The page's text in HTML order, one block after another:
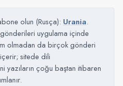
olun (Rusça): Urania.
uygulama içinde
olmadan da birçok gönderi
sitede dili
yazıların çoğu baştan itibaren